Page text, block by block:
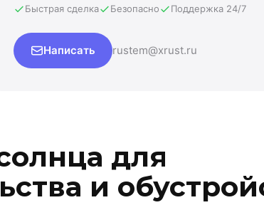
Быстрая сделка Безопасно Поддержка 24/7
Написать rustem@xrust.ru
для
и